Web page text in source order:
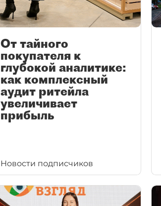
От тайного
покупателя к
глубокой аналитике:
как комплексный
аудит ритейла
увеличивает
прибыль
Новости подписчиков